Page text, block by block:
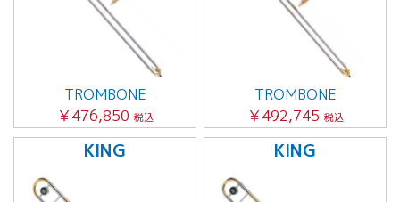
TROMBONE
￥476,850 税込
TROMBONE
￥492,745 税込
KING KING